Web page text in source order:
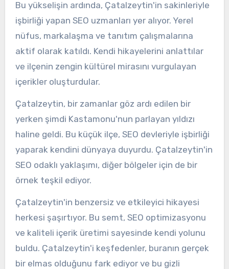
Bu yükselişin ardında, Çatalzeytin'in sakinleriyle
işbirliği yapan SEO uzmanları yer alıyor. Yerel
nüfus, markalaşma ve tanıtım çalışmalarına
aktif olarak katıldı. Kendi hikayelerini anlattılar
ve ilçenin zengin kültürel mirasını vurgulayan
içerikler oluşturdular.
Çatalzeytin, bir zamanlar göz ardı edilen bir
yerken şimdi Kastamonu'nun parlayan yıldızı
haline geldi. Bu küçük ilçe, SEO devleriyle işbirliği
yaparak kendini dünyaya duyurdu. Çatalzeytin'in
SEO odaklı yaklaşımı, diğer bölgeler için de bir
örnek teşkil ediyor.
Çatalzeytin'in benzersiz ve etkileyici hikayesi
herkesi şaşırtıyor. Bu semt, SEO optimizasyonu
ve kaliteli içerik üretimi sayesinde kendi yolunu
buldu. Çatalzeytin'i keşfedenler, buranın gerçek
bir elmas olduğunu fark ediyor ve bu gizli